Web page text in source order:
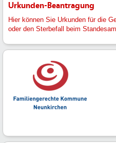
Urkunden-Beantragung
Hier können Sie Urkunden für die
oder den Sterbefall beim